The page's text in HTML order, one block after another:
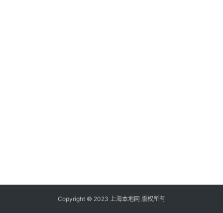
Copyright © 2023 上海本地网 版权所有